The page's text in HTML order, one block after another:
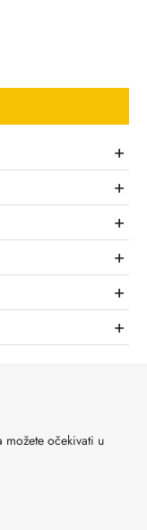
+
+
+
+
+
+
očekivati u